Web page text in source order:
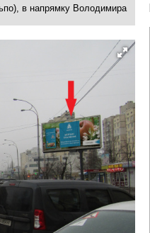
в напрямку Володимира